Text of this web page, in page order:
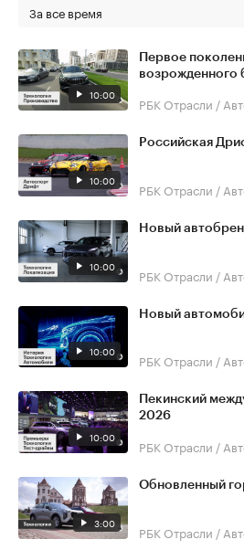
За все время
10:00
Первое
возрожденного
РБК Отрасли /
10:00
Российская
РБК Отрасли /
10:00
Новый
РБК Отрасли /
10:00
Новый
РБК Отрасли /
10:00
Пекинский
2026
РБК Отрасли /
3:00
Обновленный
РБК Отрасли /